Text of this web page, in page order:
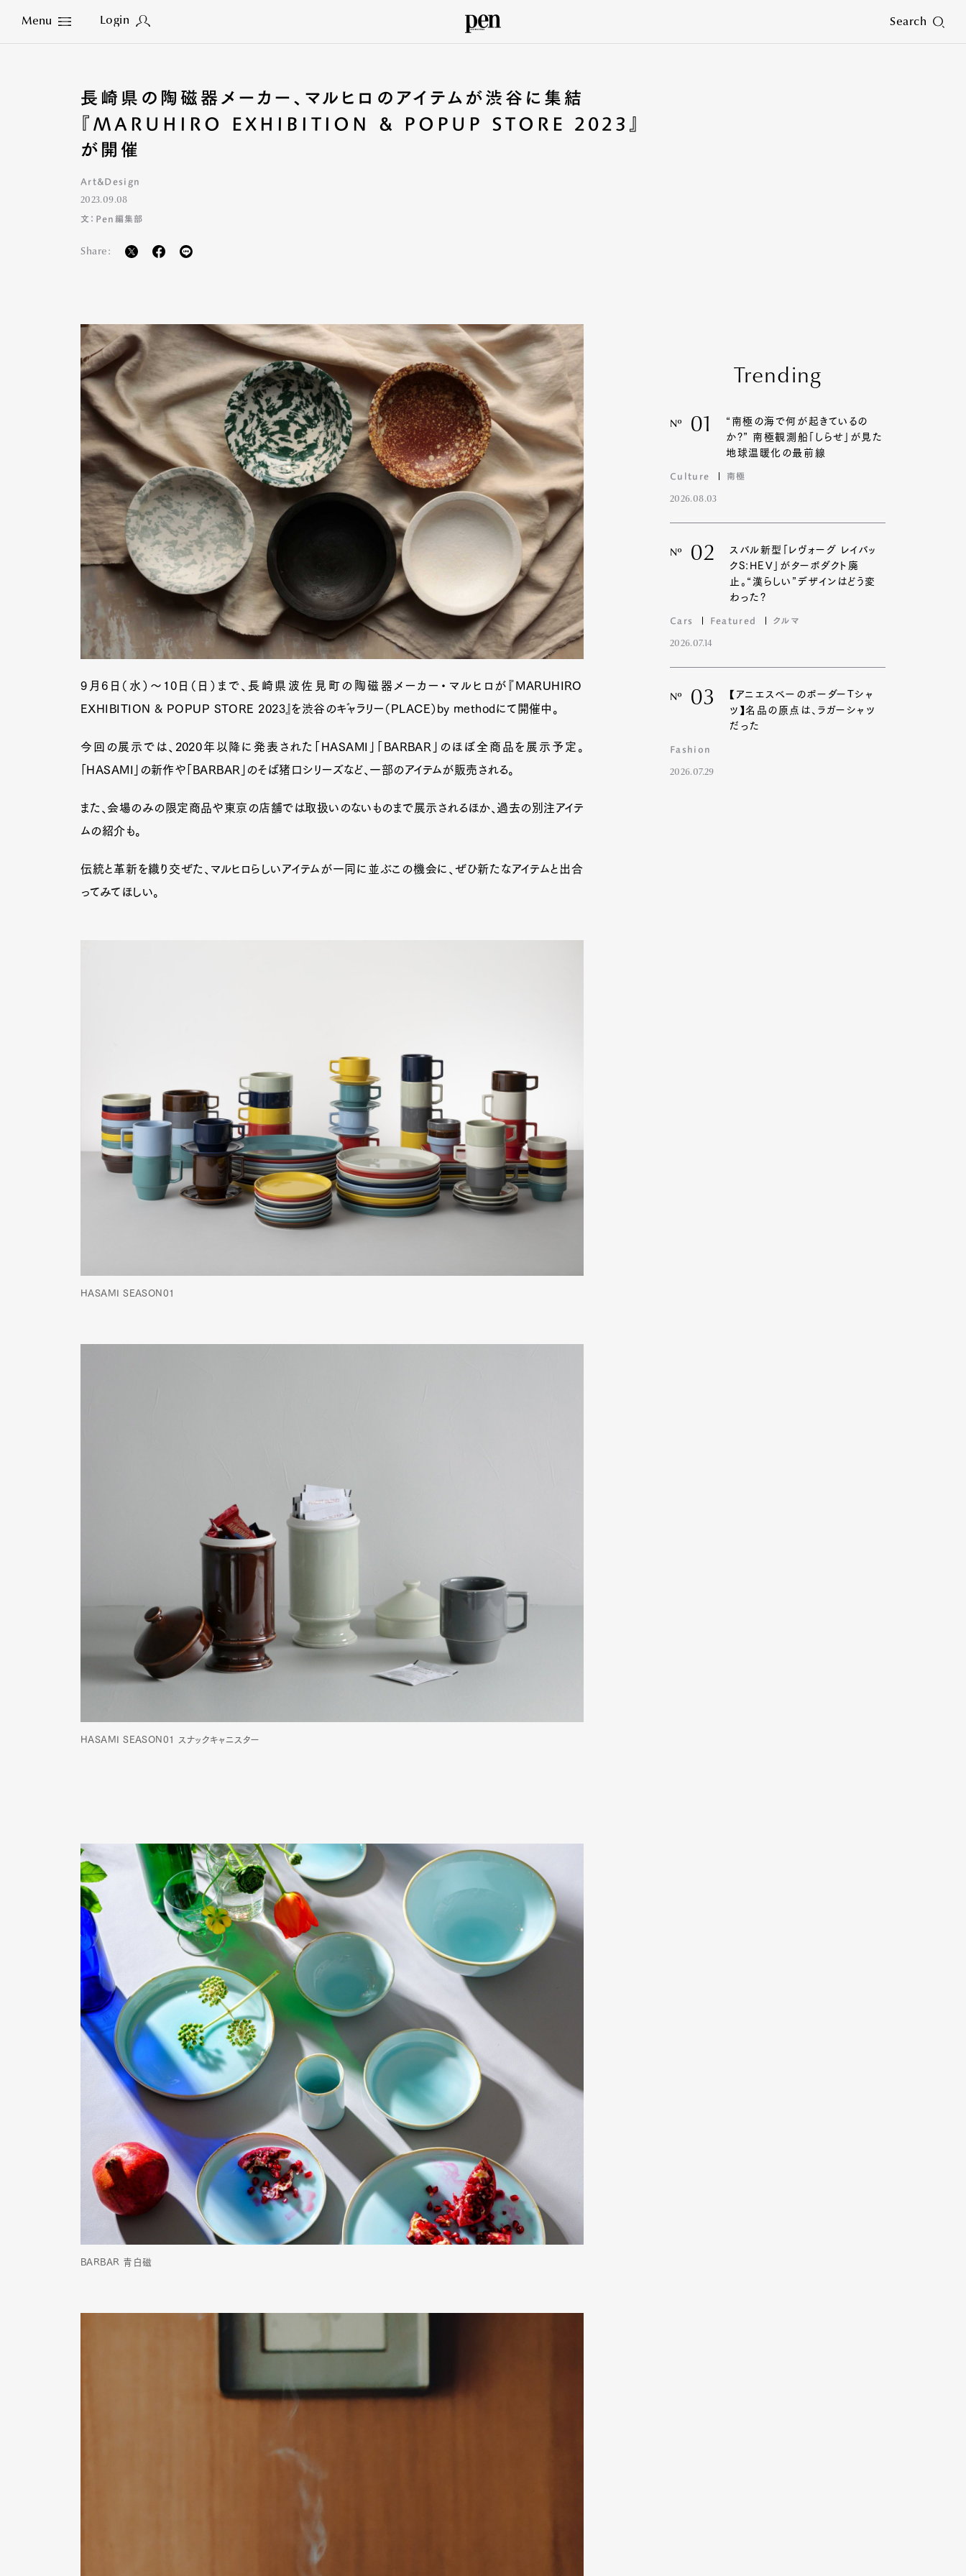
Menu Login Search
Close
Art&Design
Lifestyle
Magazine
長崎県の陶磁器メーカー、マルヒロのアイテムが渋谷に集結
『MARUHIRO EXHIBITION & POPUP STORE 2023』
が開催
Art&Design
2023.09.08
文：Pen編集部
Share:
9月6日（水）〜10日（日）まで、長崎県波佐見町の陶磁器メーカー・マルヒロが『MARUHIRO
EXHIBITION & POPUP STORE 2023』を渋谷のギャラリー（PLACE）by methodにて開催中。
今回の展示では、2020年以降に発表された「HASAMI」「BARBAR」のほぼ全商品を展示予定。
「HASAMI」の新作や「BARBAR」のそば猪口シリーズなど、一部のアイテムが販売される。
また、会場のみの限定商品や東京の店舗では取扱いのないものまで展示されるほか、過去の別注アイテ
ムの紹介も。
伝統と革新を織り交ぜた、マルヒロらしいアイテムが一同に並ぶこの機会に、ぜひ新たなアイテムと出合
ってみてほしい。
HASAMI SEASON01
HASAMI SEASON01 スナックキャニスター
BARBAR 青白磁
Trending
Nº 01
“南極の海で何が起きているの
か?” 南極観測船「しらせ」が見た
地球温暖化の最前線
Culture 南極
2026.08.03
Nº 02
スバル新型「レヴォーグ レイバッ
クS:HEV」がターボダクト廃
止。“漢らしい”デザインはどう変
わった?
Cars Featured クルマ
2026.07.14
Nº 03
【アニエスベーのボーダーTシャ
ツ】名品の原点は、ラガーシャツ
だった
Fashion
2026.07.29